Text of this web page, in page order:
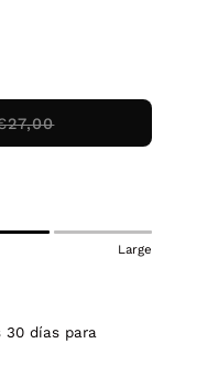
Large
30 días para